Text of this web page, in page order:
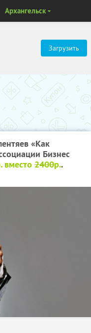
Загрузить
Архангельск
«Как
Бизнес
вместо 2400р..